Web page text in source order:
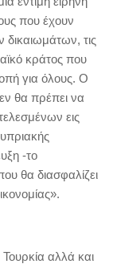
που έχουν
τις
κράτος που
για όλους. Ο
θα πρέπει να
εις
-το
θα διασφαλίζει
αλλά και